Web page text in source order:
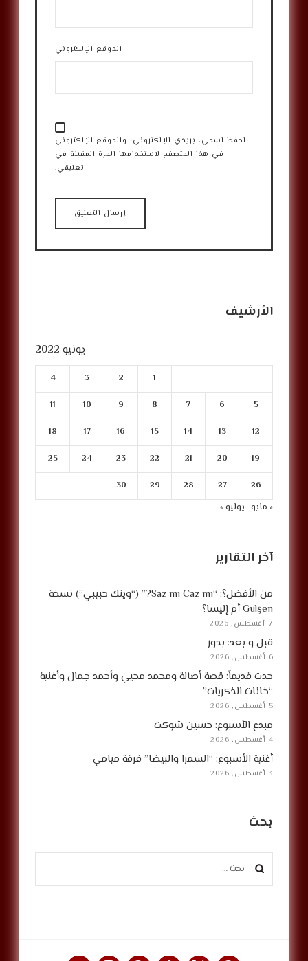
الموقع الإلكتروني
احفظ اسمي، بريدي الإلكتروني، والموقع الإلكتروني
في هذا المتصفح لاستخدامها المرة المقبلة في
تعليقي.
الأرشيف
يونيو 2022
1
2
3
4
5
6
7
8
9
10
11
12
13
14
15
16
17
18
19
20
21
22
23
24
25
26
27
28
29
30
« مايو يوليو »
آخر التقارير
من الأفضل؟: “Saz mı Caz mı?” (“وينك حبيبي”) نسخة
Gülşen أم إليسا؟
7 أغسطس, 2026
قبل و بعد: بدور
6 أغسطس, 2026
حدث قديماً: قصة أصالة ومحمد محيي وأحمد جمال وأغنية
“خانات الذكريات”
5 أغسطس, 2026
مبدع الأسبوع: حسين شوكت
4 أغسطس, 2026
أغنية الأسبوع: “السمرا والبيضا” فرقة ميامي
3 أغسطس, 2026
بحث
البحث
عن: